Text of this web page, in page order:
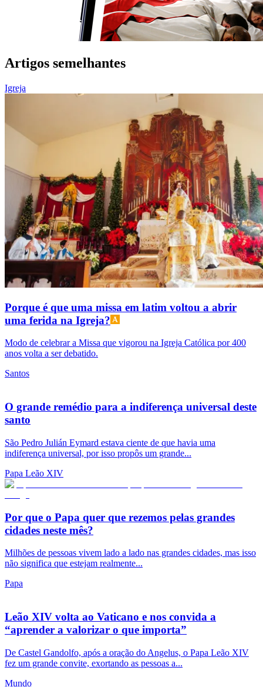
Artigos semelhantes
Igreja
Porque é que uma missa em latim voltou a abrir
uma ferida na Igreja?
Modo de celebrar a Missa que vigorou na Igreja Católica por 400
anos volta a ser debatido.
Santos
O grande remédio para a indiferença universal deste
santo
São Pedro Julián Eymard estava ciente de que havia uma
indiferença universal, por isso propôs um grande...
Papa Leão XIV
Por que o Papa quer que rezemos pelas grandes
cidades neste mês?
Milhões de pessoas vivem lado a lado nas grandes cidades, mas isso
não significa que estejam realmente...
Papa
Leão XIV volta ao Vaticano e nos convida a
“aprender a valorizar o que importa”
De Castel Gandolfo, após a oração do Angelus, o Papa Leão XIV
fez um grande convite, exortando as pessoas a...
Mundo